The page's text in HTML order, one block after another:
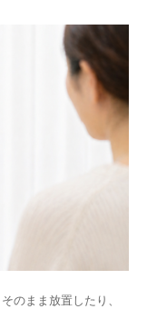
そのまま放置したり、